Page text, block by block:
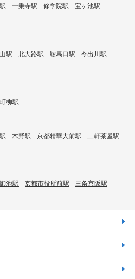
一乗寺駅 修学院駅
宝ヶ池駅
駅 北大路駅 鞍馬口駅
今出川駅
柳駅
木野駅 京都精華大前駅
二軒茶屋駅
池駅 京都市役所前駅
三条京阪駅